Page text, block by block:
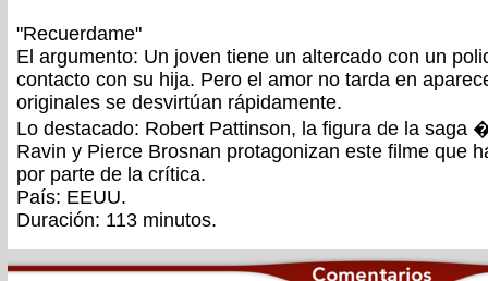
"Recuerdame"
El argumento: Un joven tiene un altercado con un
contacto con su hija. Pero el amor no tarda en
originales se desvirtúan rápidamente.
Lo destacado: Robert Pattinson, la figura de la
Ravin y Pierce Brosnan protagonizan este filme que
por parte de la crítica.
País: EEUU.
Duración: 113 minutos.